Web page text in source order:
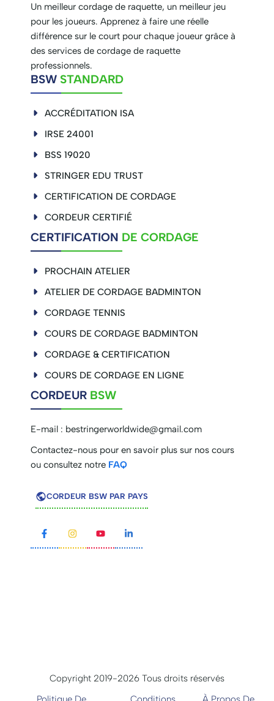
Un meilleur cordage de raquette, un meilleur jeu
pour les joueurs. Apprenez à faire une réelle
différence sur le court pour chaque joueur grâce à
des services de cordage de raquette
professionnels.
BSW STANDARD
ACCRÉDITATION ISA
IRSE 24001
BSS 19020
STRINGER EDU TRUST
CERTIFICATION DE CORDAGE
CORDEUR CERTIFIÉ
CERTIFICATION DE CORDAGE
PROCHAIN ATELIER
ATELIER DE CORDAGE BADMINTON
CORDAGE TENNIS
COURS DE CORDAGE BADMINTON
CORDAGE & CERTIFICATION
COURS DE CORDAGE EN LIGNE
CORDEUR BSW
E-mail : bestringerworldwide@gmail.com
Contactez-nous pour en savoir plus sur nos cours
ou consultez notre FAQ
CORDEUR BSW PAR PAYS
Copyright 2019-2026 Tous droits réservés